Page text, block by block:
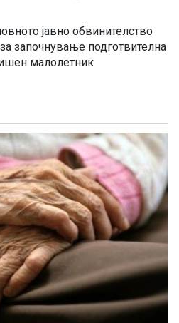
јавно обвинителство
започнување подготвителна
малолетник